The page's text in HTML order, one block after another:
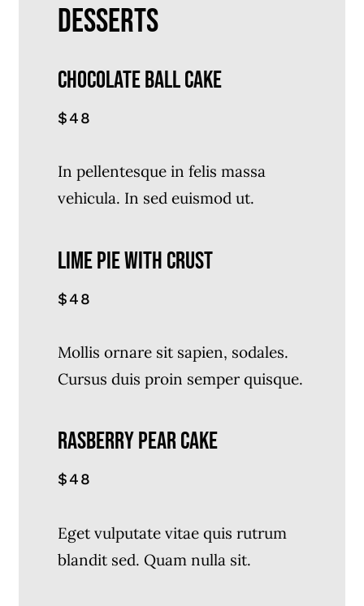
DESSERTS
Chocolate ball cake
$48
In pellentesque in felis massa
vehicula. In sed euismod ut.
LIME PIE WITH CRUST
$48
Mollis ornare sit sapien, sodales.
Cursus duis proin semper quisque.
RASBERRY PEAR CAKE
$48
Eget vulputate vitae quis rutrum
blandit sed. Quam nulla sit.